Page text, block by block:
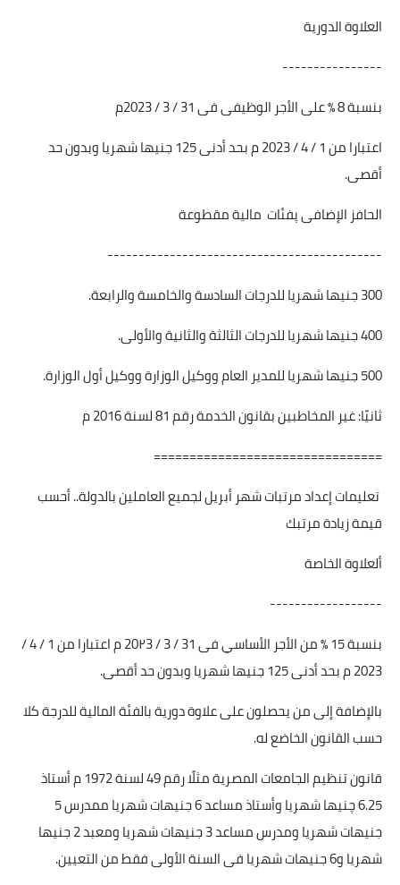
العلاوة الدورية
----------------
بنسبة 8 ٪ على الأجر الوظيفى فى 31 / 3 / 2023م
اعتبارا من 1 / 4 / 2023 م بحد أدنى 125 جنيها شهريا وبدون حد
أقصى.
الحافز الإضافى پفئات مالية مقطوعة
--------------------------------------------
300 جنيها شهريا للدرجات السادسة والخامسة والرابعة.
400 جنيها شهريا للدرجات الثالثة والثانية والأولى.
500 جنيها شهريا للمدير العام ووكيل الوزارة ووكيل أول الوزارة.
ثانيًا: غير المخاطبين بقانون الخدمة رقم 81 لسنة 2016 م
================================
تعليمات إعداد مرتبات شهر أبريل لجميع العاملين بالدولة.. أحسب
قيمة زيادة مرتبك
ألعلاوة الخاصة
------------------
بنسبة 15 ٪ من الأجر الأساسي فى 31 / 3 / 20٢3 م اعتبارا من 1 / 4 /
2023 م بحد أدنى 125 جنيها شهريا وبدون حد أقصى.
بالإضافة إلى من يحصلون على علاوة دورية بالفئة المالية للدرجة كلا
حسب القانون الخاضع له.
قانون تنظيم الجامعات المصرية مثلًا رقم 49 لسنة 1972 م أستاذ
6.25 چنيها شهريا وأستاذ مساعد 6 جنيهات شهريا ممدرس 5
جنيهات شهريا ومدرس مساعد 3 جنيهات شهريا ومعبد 2 جنيها
شهريا و6 جنيهات شهريا فى السنة الأولى فقط من التعيين.